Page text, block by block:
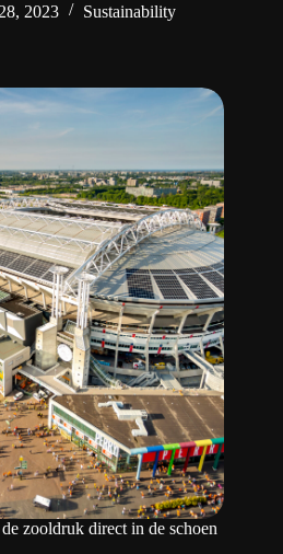
2023 Sustainability
zooldruk direct in de schoen